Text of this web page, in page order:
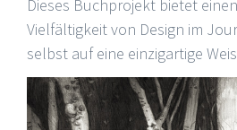
Dieses Buchprojekt bietet
Vielfältigkeit von Design im
selbst auf eine einzigartige